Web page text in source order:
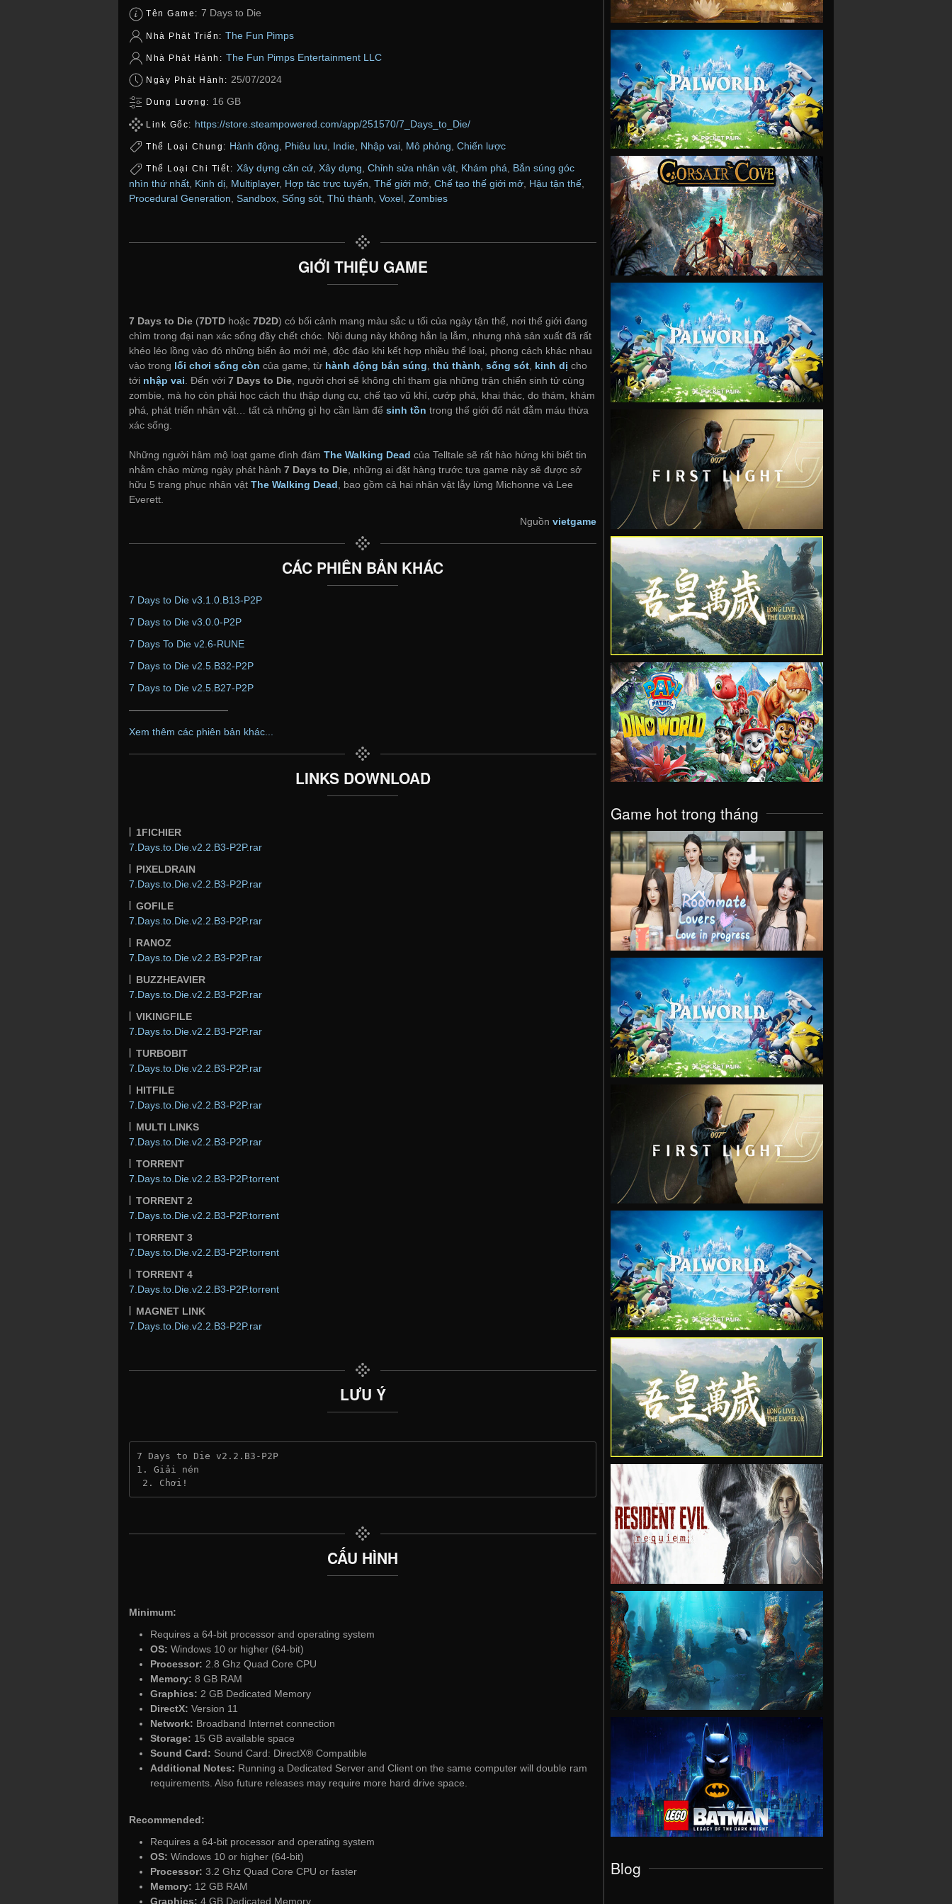
Tên Game: 7 Days to Die
Nhà Phát Triển: The Fun Pimps
Nhà Phát Hành: The Fun Pimps Entertainment LLC
Ngày Phát Hành: 25/07/2024
Dung Lượng: 16 GB
Link Gốc: https://store.steampowered.com/app/251570/7_Days_to_Die/
Thể Loại Chung: Hành động Phiêu lưu Indie Nhập vai Mô phỏng Chiến lược
Thể Loại Chi Tiết: Xây dựng căn cứ, Xây dựng, Chỉnh sửa nhân vật, Khám phá, Bắn súng góc
nhìn thứ nhất Kinh dị Multiplayer, Hợp tác trực tuyến Thế giới mở Chế tạo thế giới mở Hậu tận thế
Procedural Generation Sandbox Sống sót Thủ thành Voxel Zombies
GIỚI THIỆU GAME
7 Days to Die (7DTD hoặc 7D2D) có bối cảnh mang màu sắc u tối của ngày tận thế, nơi thế giới đang
chìm trong đại nạn xác sống đầy chết chóc. Nội dung này không hẳn lạ lẫm, nhưng nhà sản xuất đã rất
khéo léo lồng vào đó những biến ảo mới mẻ, độc đáo khi kết hợp nhiều thể loại, phong cách khác nhau
vào trong lối chơi sống còn của game, từ hành động bắn súng thủ thành sống sót kinh dị cho
tới nhập vai . Đến với 7 Days to Die , người chơi sẽ không chỉ tham gia những trận chiến sinh tử cùng
zombie, mà họ còn phải học cách thu thập dụng cụ, chế tạo vũ khí, cướp phá, khai thác, do thám, khám
phá, phát triển nhân vật… tất cả những gì họ cần làm để sinh tồn trong thế giới đổ nát đẫm máu thừa
xác sống.
Những người hâm mộ loạt game đình đám The Walking Dead của Telltale sẽ rất hào hứng khi biết tin
nhằm chào mừng ngày phát hành 7 Days to Die , những ai đặt hàng trước tựa game này sẽ được sở
hữu 5 trang phục nhân vật The Walking Dead , bao gồm cả hai nhân vật lẫy lừng Michonne và Lee
Everett.
Nguồn vietgame
CÁC PHIÊN BẢN KHÁC
7 Days to Die v3.1.0.B13-P2P
7 Days to Die v3.0.0-P2P
7 Days To Die v2.6-RUNE
7 Days to Die v2.5.B32-P2P
7 Days to Die v2.5.B27-P2P
——————————
Xem thêm các phiên bản khác...
LINKS DOWNLOAD
1FICHIER
7.Days.to.Die.v2.2.B3-P2P.rar
PIXELDRAIN
7.Days.to.Die.v2.2.B3-P2P.rar
GOFILE
7.Days.to.Die.v2.2.B3-P2P.rar
RANOZ
7.Days.to.Die.v2.2.B3-P2P.rar
BUZZHEAVIER
7.Days.to.Die.v2.2.B3-P2P.rar
VIKINGFILE
7.Days.to.Die.v2.2.B3-P2P.rar
TURBOBIT
7.Days.to.Die.v2.2.B3-P2P.rar
HITFILE
7.Days.to.Die.v2.2.B3-P2P.rar
MULTI LINKS
7.Days.to.Die.v2.2.B3-P2P.rar
TORRENT
7.Days.to.Die.v2.2.B3-P2P.torrent
TORRENT 2
7.Days.to.Die.v2.2.B3-P2P.torrent
TORRENT 3
7.Days.to.Die.v2.2.B3-P2P.torrent
TORRENT 4
7.Days.to.Die.v2.2.B3-P2P.torrent
MAGNET LINK
7.Days.to.Die.v2.2.B3-P2P.rar
LƯU Ý
7 Days to Die v2.2.B3-P2P
1. Giải nén
2. Chơi!
CẤU HÌNH
Minimum:
Requires a 64-bit processor and operating system
OS: Windows 10 or higher (64-bit)
Processor: 2.8 Ghz Quad Core CPU
Memory: 8 GB RAM
Graphics: 2 GB Dedicated Memory
DirectX: Version 11
Network: Broadband Internet connection
Storage: 15 GB available space
Sound Card: Sound Card: DirectX® Compatible
Additional Notes: Running a Dedicated Server and Client on the same computer will double ram
requirements. Also future releases may require more hard drive space.
Recommended:
Requires a 64-bit processor and operating system
OS: Windows 10 or higher (64-bit)
Processor: 3.2 Ghz Quad Core CPU or faster
Memory: 12 GB RAM
Graphics: 4 GB Dedicated Memory
VIEW
VIEW
VIEW
VIEW
VIEW
VIEW
Game hot trong tháng
VIEW
VIEW
VIEW
VIEW
VIEW
VIEW
VIEW
VIEW
Blog